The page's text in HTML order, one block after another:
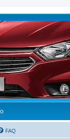
(Opens a new tab)
FAQ